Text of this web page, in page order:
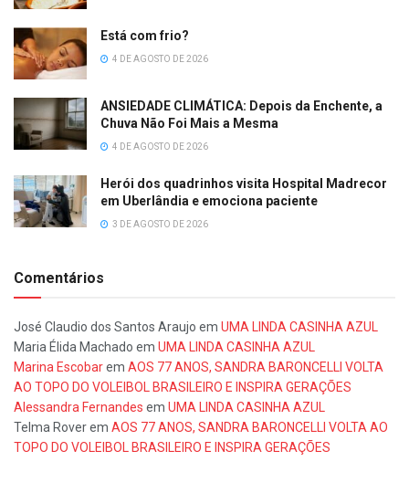
Está com frio?
4 DE AGOSTO DE 2026
ANSIEDADE CLIMÁTICA: Depois da Enchente, a
Chuva Não Foi Mais a Mesma
4 DE AGOSTO DE 2026
Herói dos quadrinhos visita Hospital Madrecor
em Uberlândia e emociona paciente
3 DE AGOSTO DE 2026
Comentários
José Claudio dos Santos Araujo em UMA LINDA CASINHA AZUL
Maria Élida Machado em UMA LINDA CASINHA AZUL
Marina Escobarem AOS 77 ANOS, SANDRA BARONCELLI VOLTA
AO TOPO DO VOLEIBOL BRASILEIRO E INSPIRA GERAÇÕES
Alessandra Fernandes em UMA LINDA CASINHA AZUL
Telma Roverem AOS 77 ANOS, SANDRA BARONCELLI VOLTA AO
TOPO DO VOLEIBOL BRASILEIRO E INSPIRA GERAÇÕES